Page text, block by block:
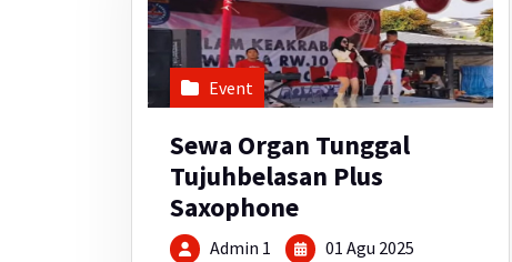
Event
Sewa Organ Tunggal
Tujuhbelasan Plus
Saxophone
Admin 1 01 Agu 2025